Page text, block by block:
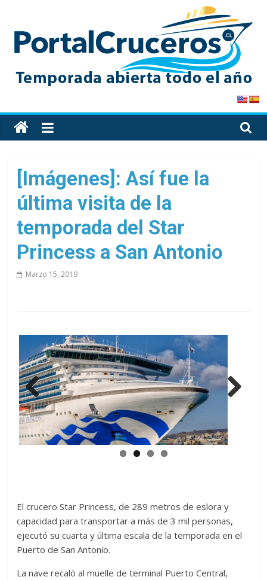
content
PortalCruceros
Toda
la
de
cruceros
en
un
solo
sitio
[Imágenes]: Así fue la
última visita de la
temporada del Star
Princess a San Antonio
Marzo 15, 2019
Previ
ous
El crucero Star Princess, de 289 metros de eslora y
capacidad para transportar a más de 3 mil personas,
ejecutó su cuarta y última escala de la temporada en el
Puerto de San Antonio.
La nave recaló al muelle de terminal Puerto Central,